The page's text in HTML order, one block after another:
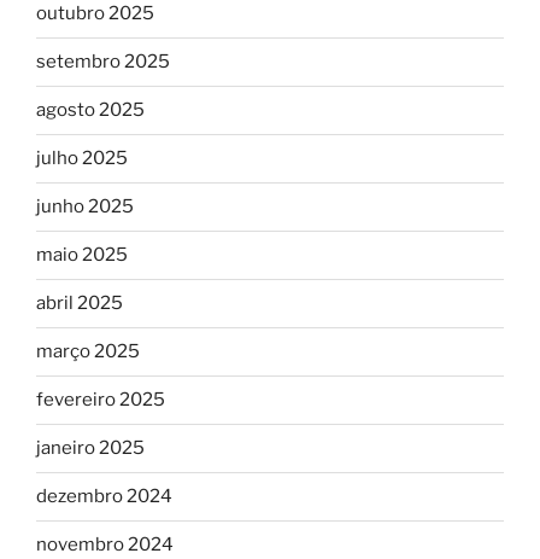
outubro 2025
setembro 2025
agosto 2025
julho 2025
junho 2025
maio 2025
abril 2025
março 2025
fevereiro 2025
janeiro 2025
dezembro 2024
novembro 2024